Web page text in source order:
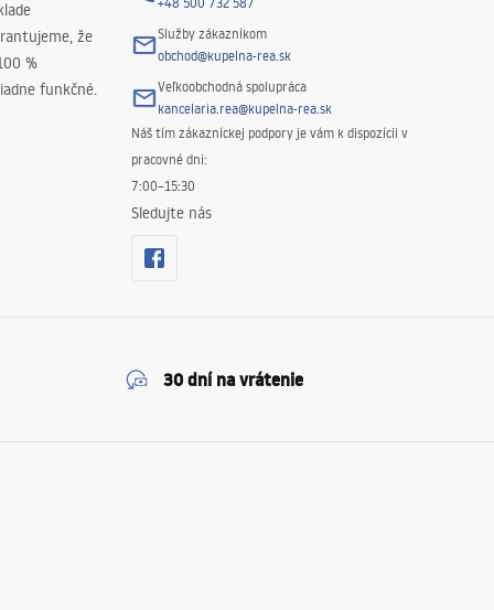
že
%
funkčné.
Služby zákazníkom
obchod@kupelna-rea.sk
Veľkoobchodná spolupráca
kancelaria.rea@kupelna-rea.sk
Náš tím zákazníckej podpory je vám k dispozícii v
pracovné dni:
7:00–15:30
Sledujte nás
30 dní na vrátenie